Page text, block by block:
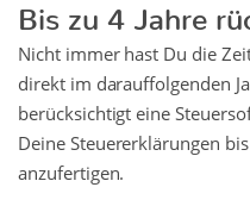
Bis zu 4 Jahre
Nicht immer hast Du die
direkt im darauffolgenden
berücksichtigt eine
Deine Steuererklärungen
anzufertigen.